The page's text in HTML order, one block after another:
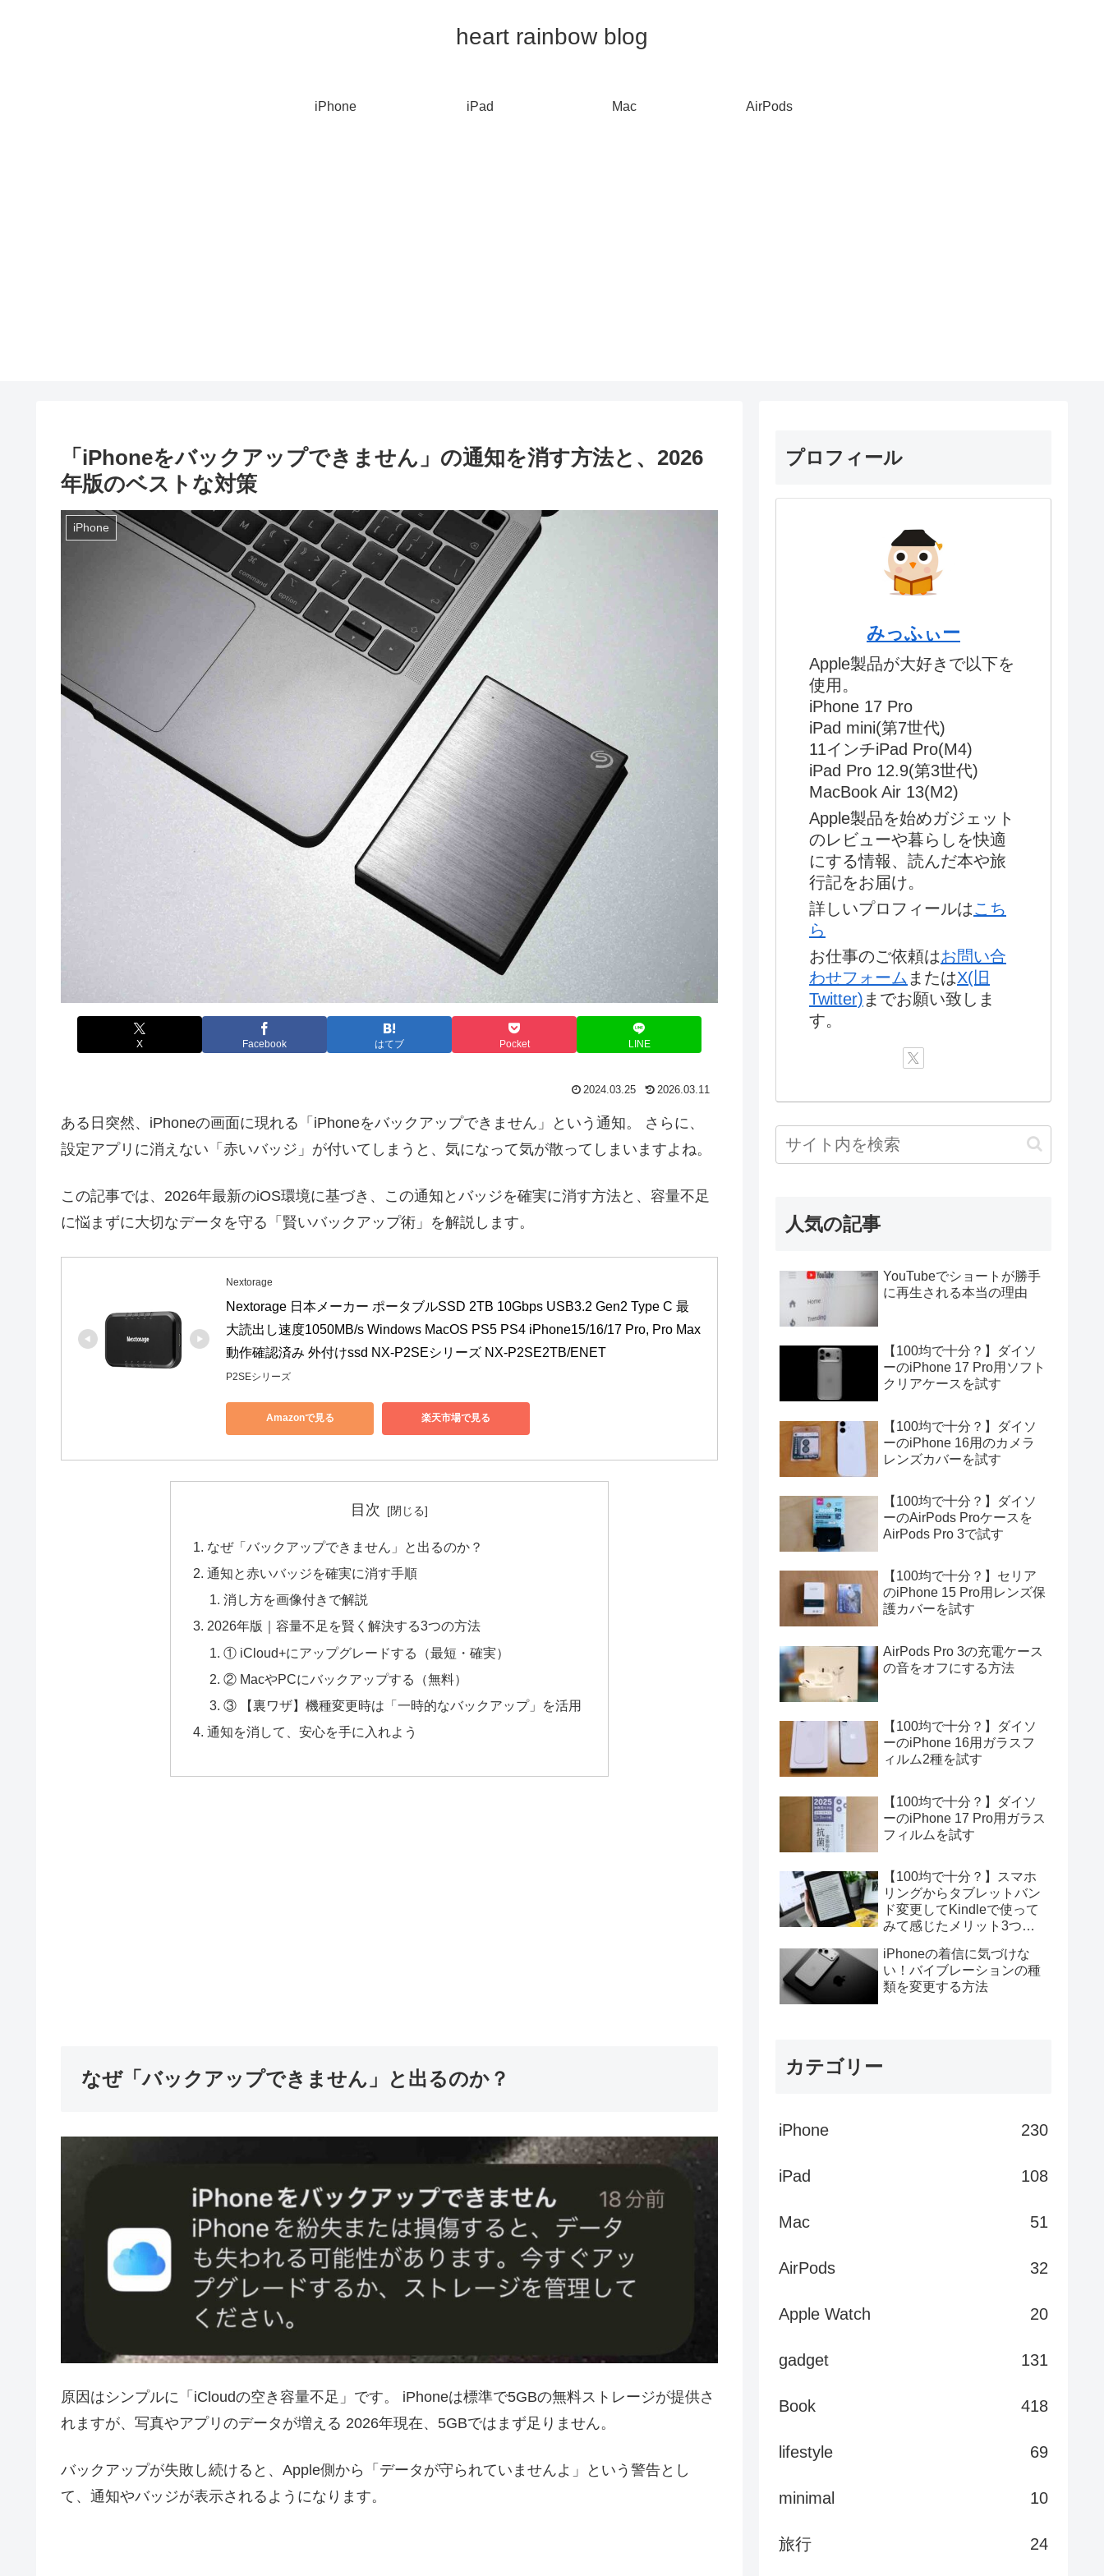
heart rainbow blog
iPhone iPad Mac AirPods
「iPhoneをバックアップできません」の通知を消す方法と、2026
年版のベストな対策
iPhone
X Facebook はてブ Pocket LINE
2024.03.25 2026.03.11
ある日突然、iPhoneの画面に現れる「iPhoneをバックアップできません」という通知。 さらに、
設定アプリに消えない「赤いバッジ」が付いてしまうと、気になって気が散ってしまいますよね。
この記事では、2026年最新のiOS環境に基づき、この通知とバッジを確実に消す方法と、容量不足
に悩まずに大切なデータを守る「賢いバックアップ術」を解説します。
Nextorage
Nextorage 日本メーカー ポータブルSSD 2TB 10Gbps USB3.2 Gen2 Type C 最
大読出し速度1050MB/s Windows MacOS PS5 PS4 iPhone15/16/17 Pro, Pro Max
動作確認済み 外付けssd NX-P2SEシリーズ NX-P2SE2TB/ENET
P2SEシリーズ
Amazonで見る 楽天市場で見る
目次
なぜ「バックアップできません」と出るのか？
通知と赤いバッジを確実に消す手順
消し方を画像付きで解説
2026年版｜容量不足を賢く解決する3つの方法
① iCloud+にアップグレードする（最短・確実）
② MacやPCにバックアップする（無料）
③ 【裏ワザ】機種変更時は「一時的なバックアップ」を活用
通知を消して、安心を手に入れよう
なぜ「バックアップできません」と出るのか？
原因はシンプルに「iCloudの空き容量不足」です。 iPhoneは標準で5GBの無料ストレージが提供さ
れますが、写真やアプリのデータが増える 2026年現在、5GBではまず足りません。
バックアップが失敗し続けると、Apple側から「データが守られていませんよ」という警告とし
て、通知やバッジが表示されるようになります。
プロフィール
みっふぃー
Apple製品が大好きで以下を
使用。
iPhone 17 Pro
iPad mini(第7世代)
11インチiPad Pro(M4)
iPad Pro 12.9(第3世代)
MacBook Air 13(M2)
Apple製品を始めガジェット
のレビューや暮らしを快適
にする情報、読んだ本や旅
行記をお届け。
詳しいプロフィールはこち
ら
お仕事のご依頼はお問い合
わせフォーム またはX(旧
Twitter) までお願い致しま
す。
人気の記事
YouTubeでショートが勝手
に再生される本当の理由
【100均で十分？】ダイソ
ーのiPhone 17 Pro用ソフト
クリアケースを試す
【100均で十分？】ダイソ
ーのiPhone 16用のカメラ
レンズカバーを試す
【100均で十分？】ダイソ
ーのAirPods Proケースを
AirPods Pro 3で試す
【100均で十分？】セリア
のiPhone 15 Pro用レンズ保
護カバーを試す
AirPods Pro 3の充電ケース
の音をオフにする方法
【100均で十分？】ダイソ
ーのiPhone 16用ガラスフ
ィルム2種を試す
【100均で十分？】ダイソ
ーのiPhone 17 Pro用ガラス
フィルムを試す
【100均で十分？】スマホ
リングからタブレットバン
ド変更してKindleで使って
みて感じたメリット3つデ
iPhoneの着信に気づけな
い！バイブレーションの種
類を変更する方法
カテゴリー
iPhone 230
iPad 108
Mac 51
AirPods 32
Apple Watch 20
gadget 131
Book 418
lifestyle 69
minimal 10
旅行 24